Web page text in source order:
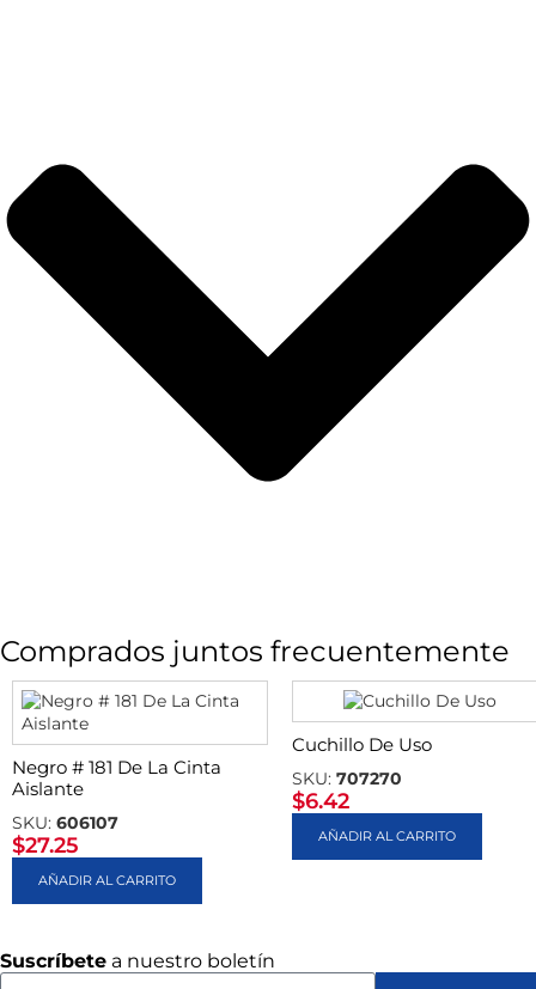
Comprados juntos frecuentemente
Negro # 181 De La Cinta
Aislante
SKU: 606107
$27.25
AÑADIR AL CARRITO
Cuchillo De Uso
SKU: 707270
$6.42
AÑADIR AL CARRITO
Suscríbete a nuestro boletín